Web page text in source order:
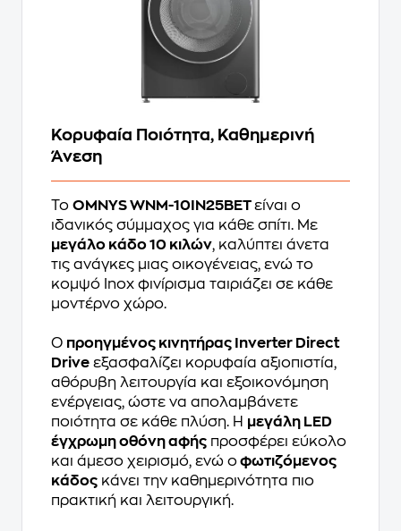
Κορυφαία Ποιότητα, Καθημερινή
Άνεση
Το OMNYS WNM-10IN25BETείναι ο
ιδανικός σύμμαχος για κάθε σπίτι. Με
μεγάλο κάδο 10 κιλών, καλύπτει άνετα
τις ανάγκες μιας οικογένειας, ενώ το
κομψό Inox φινίρισμα ταιριάζει σε κάθε
μοντέρνο χώρο.
Ο προηγμένος κινητήρας Inverter Direct
Drive εξασφαλίζει κορυφαία αξιοπιστία,
αθόρυβη λειτουργία και εξοικονόμηση
ενέργειας, ώστε να απολαμβάνετε
ποιότητα σε κάθε πλύση. Η μεγάλη LED
έγχρωμη οθόνη αφής προσφέρει εύκολο
και άμεσο χειρισμό, ενώ οφωτιζόμενος
κάδος κάνει την καθημερινότητα πιο
πρακτική και λειτουργική.